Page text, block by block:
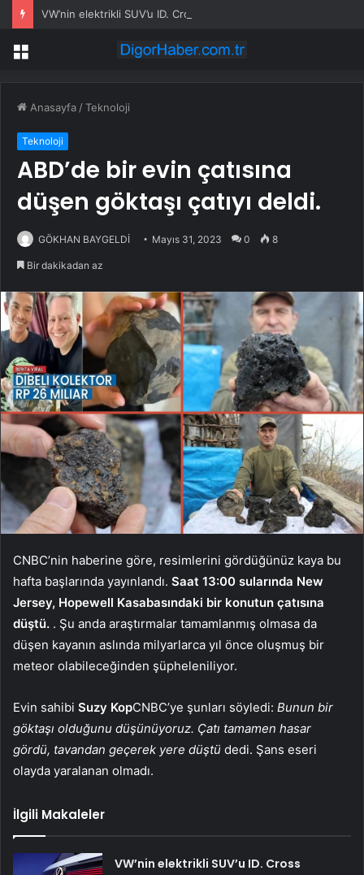
VW’nin elektrikli SUV’u ID. Cross siparişe açıldı
Menü
Anasayfa /Teknoloji
Teknoloji
ABD’de bir evin çatısına
düşen göktaşı çatıyı deldi.
GÖKHAN BAYGELDİ Mayıs 31, 2023 0 8
Bir dakikadan az
CNBC’nin haberine göre, resimlerini gördüğünüz kaya bu
hafta başlarında yayınlandı. Saat 13:00 sularında New
Jersey, Hopewell Kasabasındaki bir konutun çatısına
düştü. . Şu anda araştırmalar tamamlanmış olmasa da
düşen kayanın aslında milyarlarca yıl önce oluşmuş bir
meteor olabileceğinden şüpheleniliyor.
Evin sahibi Suzy KopCNBC’ye şunları söyledi: Bunun bir
göktaşı olduğunu düşünüyoruz. Çatı tamamen hasar
gördü, tavandan geçerek yere düştü dedi. Şans eseri
olayda yaralanan olmadı.
İlgili Makaleler
VW’nin elektrikli SUV’u ID. Cross